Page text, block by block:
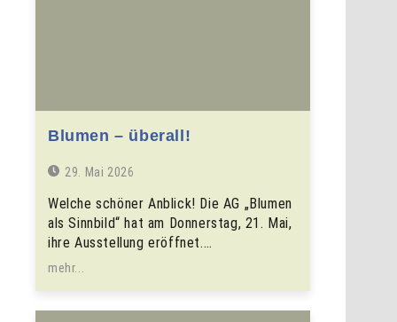
Blumen – überall!
29. Mai 2026
Welche schöner Anblick! Die AG „Blumen
als Sinnbild“ hat am Donnerstag, 21. Mai,
ihre Ausstellung eröffnet.…
mehr...